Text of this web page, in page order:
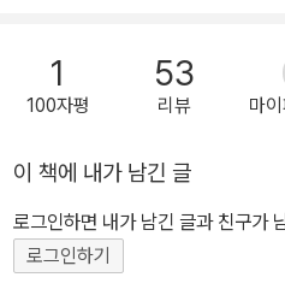
나는 이 세상 모든 것들을 사랑하겠
해 글을 쓰는 것이 아니라 진짜 좋
글을 쓴다’고 말했던 그녀는, 이 책
로 바라고 있다. “한 번뿐인 인생, 가슴 떨리게 살아 보자. 내일 죽어
도 후회 없도록!” INSTAGRAM gimyeongmi764 TWITTER @il
j74NAcMIZqiq4
생을 말한다. 아무도 포기하라고
인생과 꿈 있는 인생을 모두 포기한 우리
인생, 한 번이라도 가슴 떨리게 살아본 적 있는가
늘 당장 잘 살고 잘 노는 여자가 되
조금 바꾸는 것뿐인데 어느새 주변
말하게 될 것이다. “그 여자, 진짜 잘 놀아!” 왜 그런지, 무엇 때문인지
알지도 못한 채 눈물이 뚝뚝 떨어진다 우리 무의식 속에서 책이라는
1
100자평
53
리뷰 마
이 책에 내가 남긴 글
로그인하면 내가 남긴 글과 친구가
로그인하기